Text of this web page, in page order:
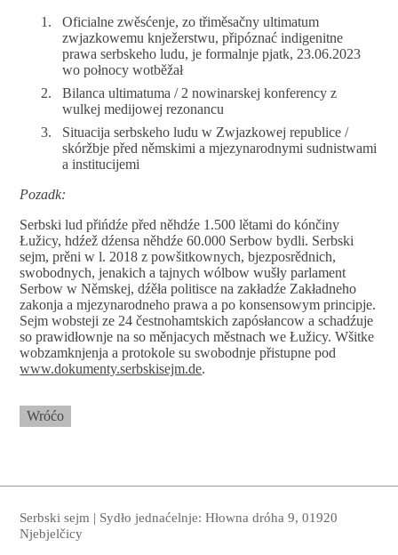
Oficialne zwěsćenje, zo třiměsačny ultimatum
zwjazkowemu knježerstwu, připóznać indigenitne
prawa serbskeho ludu, je formalnje pjatk, 23.06.2023
wo połnocy wotběžał
Bilanca ultimatuma / 2 nowinarskej konferency z
wulkej medijowej rezonancu
Situacija serbskeho ludu w Zwjazkowej republice /
skóržbje před němskimi a mjezynarodnymi sudnistwami
a institucijemi
Pozadk:
Serbski lud přińdźe před něhdźe 1.500 lětami do kónčiny
Łužicy, hdźež dźensa něhdźe 60.000 Serbow bydli. Serbski
sejm, prěni w l. 2018 z powšitkownych, bjezposrědnich,
swobodnych, jenakich a tajnych wólbow wušły parlament
Serbow w Němskej, dźěła politisce na zakładźe Zakładneho
zakonja a mjezynarodneho prawa a po konsensowym principje.
Sejm wobsteji ze 24 čestnohamtskich zapósłancow a schadźuje
so prawidłownje na so měnjacych městnach we Łužicy. Wšitke
wobzamknjenja a protokole su swobodnje přistupne pod
www.dokumenty.serbskisejm.de.
Wróćo
Serbski sejm | Sydło jednaćelnje: Hłowna dróha 9, 01920
Njebjelčicy